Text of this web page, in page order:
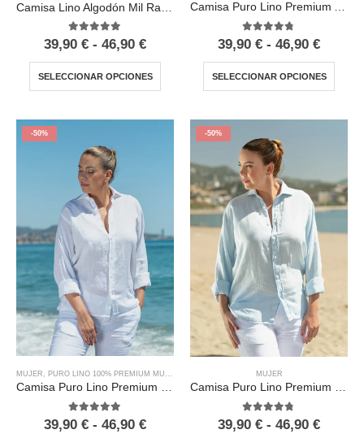
5.00 out of 5
39,90 € - 46,90 €
SELECCIONAR OPCIONES
Camisa Puro Lino Premium Azul Mujer
4.67 out of 5
39,90 € - 46,90 €
SELECCIONAR OPCIONES
-50%
MUJER , PURO LINO 100% PREMIUM MUJER
Camisa Puro Lino Premium Blanca Mujer
5.00 out of 5
39,90 € - 46,90 €
-50%
MUJER
Camisa Puro Lino Premium Celeste Mujer
4.67 out of 5
39,90 € - 46,90 €